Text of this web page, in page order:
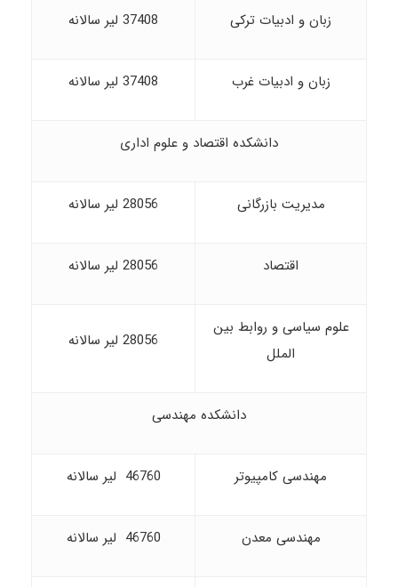
زبان و ادبیات ترکی 37408 لیر سالانه
زبان و ادبیات غرب 37408 لیر سالانه
دانشکده اقتصاد و علوم اداری
مدیریت بازرگانی 28056 لیر سالانه
اقتصاد 28056 لیر سالانه
علوم سیاسی و روابط بین
الملل
28056 لیر سالانه
دانشکده مهندسی
مهندسی کامپیوتر 46760 لیر سالانه
مهندسی معدن 46760 لیر سالانه